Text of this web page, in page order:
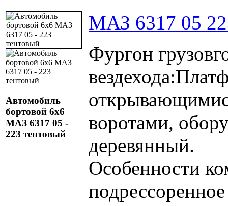
Автомобиль
бортовой 6х6
МАЗ 6317 05 -
223 тентовый
МАЗ 6317 05
Фургон
воротами,
деревянный.
Особенности